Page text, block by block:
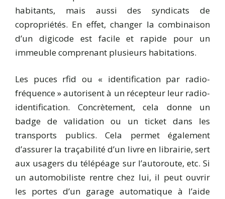
habitants, mais aussi des syndicats de
copropriétés. En effet, changer la combinaison
d’un digicode est facile et rapide pour un
immeuble comprenant plusieurs habitations.
Les puces rfid ou « identification par radio-
fréquence » autorisent à un récepteur leur radio-
identification. Concrètement, cela donne un
badge de validation ou un ticket dans les
transports publics. Cela permet également
d’assurer la traçabilité d’un livre en librairie, sert
aux usagers du télépéage sur l’autoroute, etc. Si
un automobiliste rentre chez lui, il peut ouvrir
les portes d’un garage automatique à l’aide